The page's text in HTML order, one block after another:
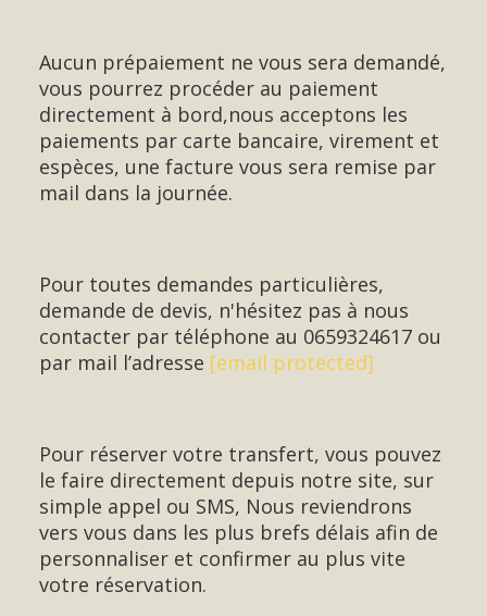
Aucun prépaiement ne vous sera demandé,
vous pourrez procéder au paiement
directement à bord,nous acceptons les
paiements par carte bancaire, virement et
espèces, une facture vous sera remise par
mail dans la journée.
Pour toutes demandes particulières,
demande de devis, n'hésitez pas à nous
contacter par téléphone au 0659324617 ou
par mail l’adresse [email protected]
Pour réserver votre transfert, vous pouvez
le faire directement depuis notre site, sur
simple appel ou SMS, Nous reviendrons
vers vous dans les plus brefs délais afin de
personnaliser et confirmer au plus vite
votre réservation.